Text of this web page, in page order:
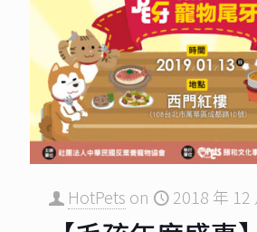
HotPets on 2018 年 12